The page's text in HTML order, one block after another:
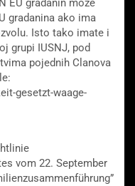
EU gradanin moze
gradanina ako ima
Isto tako imate i
grupi IUSNJ, pod
pojednih Clanova
gesetzt-waage-
vom 22. September